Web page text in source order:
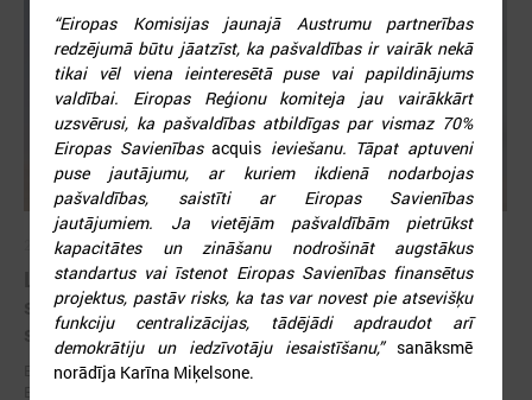
2026. gada 19. jūnijs
Latvijas pašvaldības aicinātas pieteikties
sadarbībai ar Ukrainas pašvaldībām veltītai
starptautiskai balvai
Eiropas Pašvaldību un reģionu padome sadarbībā ar “U-LEAD with
“Eiropas Komisijas jaunajā Austrumu partnerības
redzējumā būtu jāatzīst, ka pašvaldības ir vairāk nekā
tikai vēl viena ieinteresētā puse vai papildinājums
valdībai. Eiropas Reģionu komiteja jau vairākkārt
uzsvērusi, ka pašvaldības atbildīgas par vismaz 70%
Eiropas Savienībasacquis ieviešanu. Tāpat aptuveni
puse jautājumu, ar kuriem ikdienā nodarbojas
pašvaldības, saistīti ar Eiropas Savienības
jautājumiem. Ja vietējām pašvaldībām pietrūkst
kapacitātes un zināšanu nodrošināt augstākus
standartus vai īstenot Eiropas Savienības finansētus
projektus, pastāv risks, ka tas var novest pie atsevišķu
funkciju centralizācijas, tādējādi apdraudot arī
demokrātiju un iedzīvotāju iesaistīšanu,”sanāksmē
norādīja Karīna Miķelsone.